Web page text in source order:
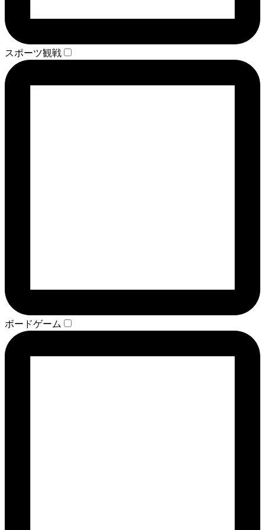
スポーツ観戦
ボードゲーム